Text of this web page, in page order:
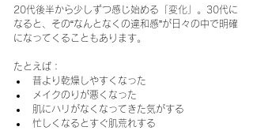
20代後半から少しずつ感じ始める「変化」。30代に
なると、その“なんとなくの違和感”が日々の中で明確
になってくることもあります。
たとえば：
昔より乾燥しやすくなった
メイクのりが悪くなった
肌にハリがなくなってきた気がする
忙しくなるとすぐ肌荒れする